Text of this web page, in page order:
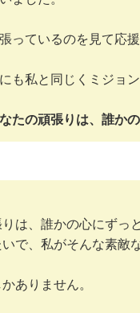
っているのを見て応援
も私と同じくミジョ
たの頑張りは、誰か
りは、誰かの心にず
で、私がそんな素敵
ありません。